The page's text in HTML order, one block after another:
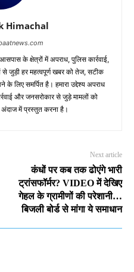
Himachal
के क्षेत्रों में अपराध, पुलिस कार्रवाई,
जुड़ी हर महत्वपूर्ण खबर को तेज, सटीक
लिए समर्पित है। हमारा उद्देश्य अपराध
और जनसरोकार से जुड़े मामलों को
में प्रस्तुत करना है।
Next article
कंधों पर कब तक ढोएंगे भारी
ट्रांसफॉर्मर? VIDEO में देखिए
गेहल के ग्रामीणों की परेशानी…
बिजली बोर्ड से मांगा ये समाधान